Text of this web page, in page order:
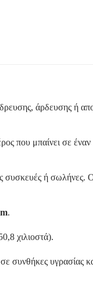
άρδευσης ή
που μπαίνει σε
συσκευές ή σωλήνες.
.
χιλιοστά).
συνθήκες υγρασίας